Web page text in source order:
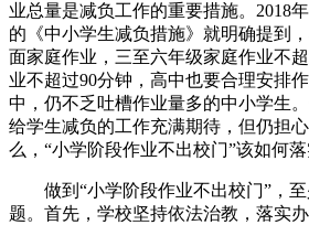
业总量是减负工作的重要措施。2018
的《中小学生减负措施》就明确提到
面家庭作业，三至六年级家庭作业不
业不超过90分钟，高中也要合理安排
中，仍不乏吐槽作业量多的中小学生
给学生减负的工作充满期待，但仍担
么，“小学阶段作业不出校门”该如何落
做到“小学阶段作业不出校门”，至
题。首先，学校坚持依法治教，落实